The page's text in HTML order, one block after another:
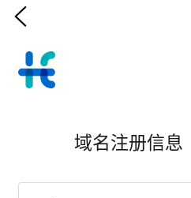

域名注册信息